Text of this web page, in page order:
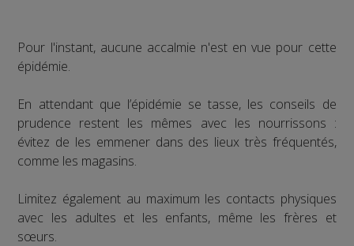
Pour l'instant, aucune accalmie n'est en vue pour cette
épidémie.
En attendant que l’épidémie se tasse, les conseils de
prudence restent les mêmes avec les nourrissons :
évitez de les emmener dans des lieux très fréquentés,
comme les magasins.
Limitez également au maximum les contacts physiques
avec les adultes et les enfants, même les frères et
sœurs.